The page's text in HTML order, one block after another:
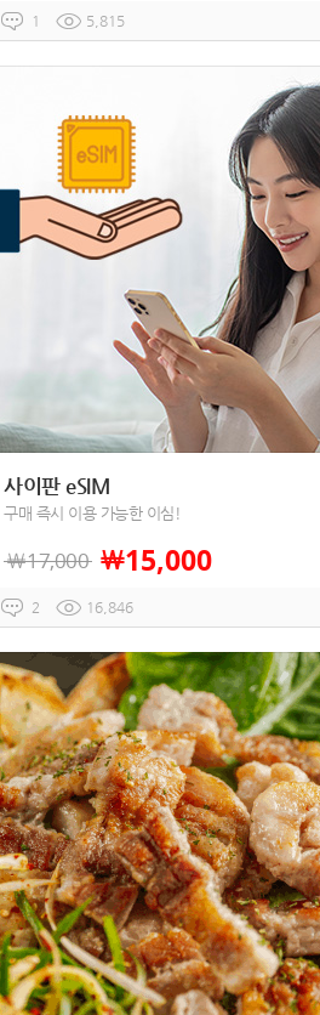
1 5,815
사이판 eSIM
구매 즉시 이용 가능한 이심!
￦17,000 ￦15,000
2 16,846